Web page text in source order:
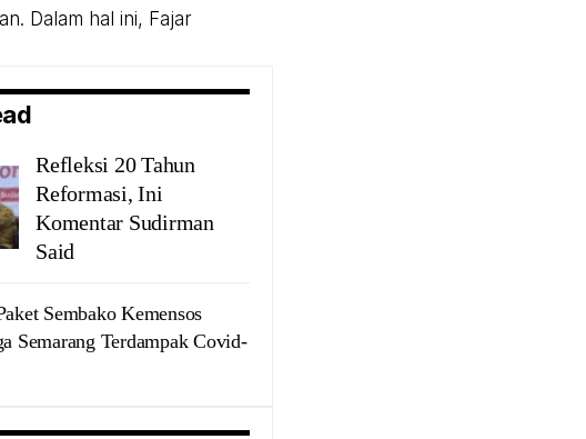
Dalam hal ini, Fajar
Refleksi 20 Tahun
Reformasi, Ini
Komentar Sudirman
Said
Sembako Kemensos
Semarang Terdampak Covid-